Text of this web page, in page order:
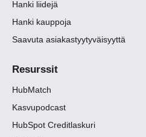
Hanki liidejä
Hanki kauppoja
Saavuta asiakastyytyväisyyttä
Resurssit
HubMatch
Kasvupodcast
HubSpot Creditlaskuri